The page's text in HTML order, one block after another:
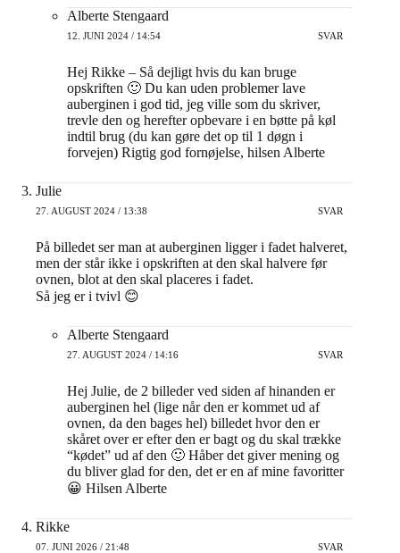
Alberte Stengaard
12. JUNI 2024 / 14:54 SVAR
Hej Rikke – Så dejligt hvis du kan bruge
opskriften 🙂 Du kan uden problemer lave
auberginen i god tid, jeg ville som du skriver,
trevle den og herefter opbevare i en bøtte på køl
indtil brug (du kan gøre det op til 1 døgn i
forvejen) Rigtig god fornøjelse, hilsen Alberte
Julie
27. AUGUST 2024 / 13:38 SVAR
På billedet ser man at auberginen ligger i fadet halveret,
men der står ikke i opskriften at den skal halvere før
ovnen, blot at den skal placeres i fadet.
Så jeg er i tvivl 😊
Alberte Stengaard
27. AUGUST 2024 / 14:16 SVAR
Hej Julie, de 2 billeder ved siden af hinanden er
auberginen hel (lige når den er kommet ud af
ovnen, da den bages hel) billedet hvor den er
skåret over er efter den er bagt og du skal trække
“kødet” ud af den 🙂 Håber det giver mening og
du bliver glad for den, det er en af mine favoritter
😀 Hilsen Alberte
Rikke
07. JUNI 2026 / 21:48 SVAR